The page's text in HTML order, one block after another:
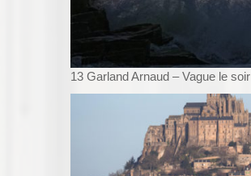
13 Garland Arnaud – Vague le soir